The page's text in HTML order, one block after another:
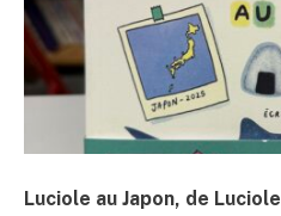
Luciole au Japon, de Luciole